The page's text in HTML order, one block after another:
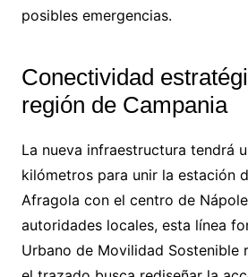
posibles emergencias.
Conectividad
región de Campania
La nueva infraestructura tendrá
kilómetros para unir la estación
Afragola con el centro de
autoridades locales, esta línea
Urbano de Movilidad Sostenible